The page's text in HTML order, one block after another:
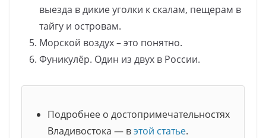
выезда в дикие уголки к скалам, пещерам в
тайгу и островам.
Морской воздух – это понятно.
Фуникулёр. Один из двух в России.
Подробнее о достопримечательностях
Владивостока — вэтой статье.